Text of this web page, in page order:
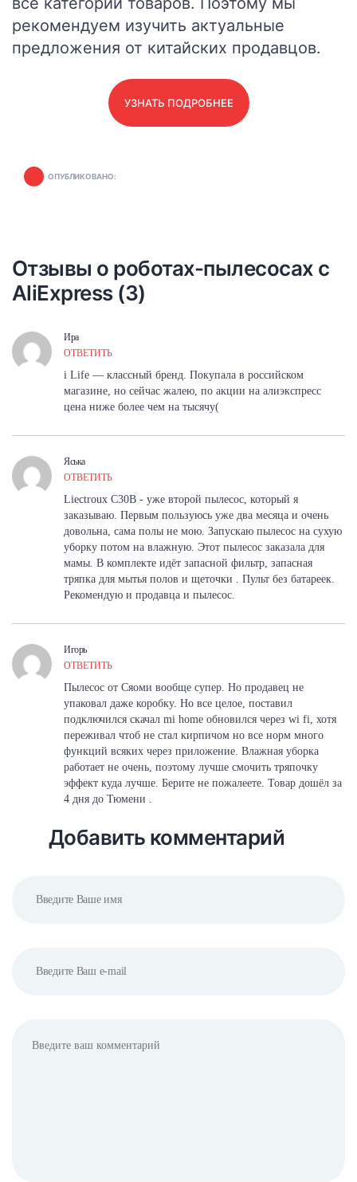
рекомендуем изучить актуальные
предложения от китайских продавцов.
УЗНАТЬ ПОДРОБНЕЕ
ОПУБЛИКОВАНО:
Отзывы о роботах-пылесосах с
AliExpress (3)
Ира
ОТВЕТИТЬ
i Life — классный бренд. Покупала в российском
магазине, но сейчас жалею, по акции на алиэкспресс
цена ниже более чем на тысячу(
Яська
ОТВЕТИТЬ
Liectroux C30B - уже второй пылесос, который я
заказываю. Первым пользуюсь уже два месяца и очень
довольна, сама полы не мою. Запускаю пылесос на сухую
уборку потом на влажную. Этот пылесос заказала для
мамы. В комплекте идёт запасной фильтр, запасная
тряпка для мытья полов и щеточки . Пульт без батареек.
Рекомендую и продавца и пылесос.
Игорь
ОТВЕТИТЬ
Пылесос от Сяоми вообще супер. Но продавец не
упаковал даже коробку. Но все целое, поставил
подключился скачал mi home обновился через wi fi, хотя
переживал чтоб не стал кирпичом но все норм много
функций всяких через приложение. Влажная уборка
работает не очень, поэтому лучше смочить тряпочку
эффект куда лучше. Берите не пожалеете. Товар дошёл за
4 дня до Тюмени .
Добавить комментарий